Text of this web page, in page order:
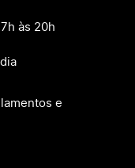
às 20h
e